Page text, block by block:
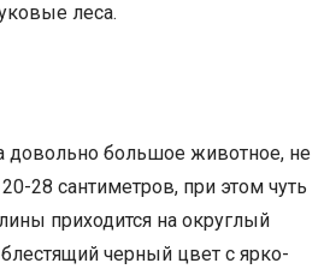
леса.
довольно большое животное, не
28 сантиметров, при этом чуть
приходится на округлый
черный цвет с ярко-